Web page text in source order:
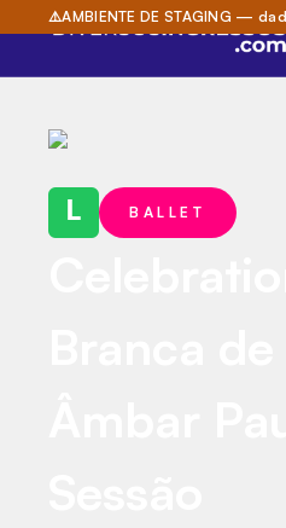
⚠️AMBIENTE DE STAGING —
L BALLET